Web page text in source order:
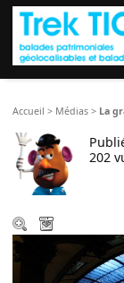
Accueil > Médias > La
202